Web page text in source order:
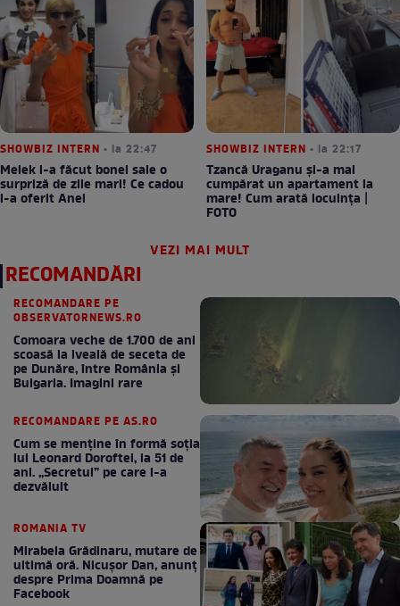
SHOWBIZ INTERN • la 22:47
Melek i-a făcut bonei sale o
surpriză de zile mari! Ce cadou
i-a oferit Anei
SHOWBIZ INTERN • la 22:17
Tzancă Uraganu și-a mai
cumpărat un apartament la
mare! Cum arată locuința |
FOTO
VEZI MAI MULT
RECOMANDĂRI
RECOMANDARE PE
OBSERVATORNEWS.RO
Comoara veche de 1.700 de ani
scoasă la iveală de seceta de
pe Dunăre, între România şi
Bulgaria. Imagini rare
RECOMANDARE PE AS.RO
Cum se menţine în formă soţia
lui Leonard Doroftei, la 51 de
ani. „Secretul” pe care l-a
dezvăluit
ROMANIA TV
Mirabela Grădinaru, mutare de
ultimă oră. Nicuşor Dan, anunţ
despre Prima Doamnă pe
Facebook